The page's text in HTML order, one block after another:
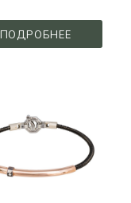
ПОДРОБНЕЕ